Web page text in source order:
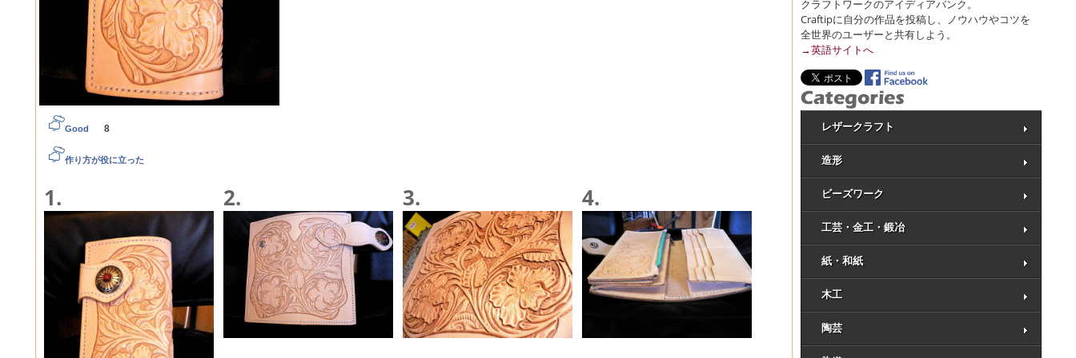
Good 8
作り方が役に立った
1. 2. 3. 4.
クラフトワークのアイディアバンク。
Craftipに自分の作品を投稿し、ノウハウやコツを
全世界のユーザーと共有しよう。
→英語サイトへ
レザークラフト
造形
ビーズワーク
工芸・金工・鍛冶
紙・和紙
木工
陶芸